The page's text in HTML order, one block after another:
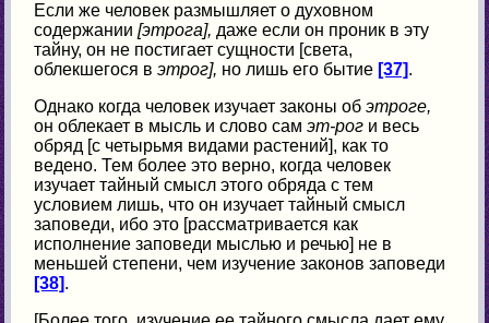
Если же человек размышляет о духовном
содержании[этрога],даже если он проник в эту
тайну, он не постигает сущности [света,
облекшегося вэтрог], но лишь его бытие [37].
Однако когда человек изучает законы обэтроге,
он облекает в мысль и слово самэт-рог и весь
обряд [с четырьмя видами растений], как то
ведено. Тем более это верно, когда человек
изучает тайный смысл этого обряда с тем
условием лишь, что он изучает тайный смысл
заповеди, ибо это [рассматривается как
исполнение заповеди мыслью и речью] не в
меньшей степени, чем изучение законов заповеди
[38].